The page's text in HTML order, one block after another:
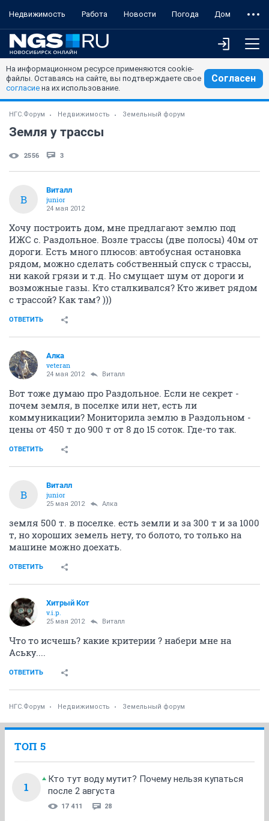
Недвижимость Работа Новости Погода Дом
На информационном ресурсе применяются cookie-
файлы. Оставаясь на сайте, вы подтверждаете свое
согласие на их использование.
Согласен
НГС.Форум Недвижимость Земельный форум
Земля у трассы
2556 3
В
Виталл
junior
24 мая 2012
Хочу построить дом, мне предлагают землю под
ИЖС с. Раздольное. Возле трассы (две полосы) 40м от
дороги. Есть много плюсов: автобусная остановка
рядом, можно сделать собственный спуск с трассы,
ни какой грязи и т.д. Но смущает шум от дороги и
возможные газы. Кто сталкивался? Кто живет рядом
с трассой? Как там? )))
ОТВЕТИТЬ
Алка
veteran
24 мая 2012 Виталл
Вот тоже думаю про Раздольное. Если не секрет -
почем земля, в поселке или нет, есть ли
коммуникации? Мониторила землю в Раздольном -
цены от 450 т до 900 т от 8 до 15 соток. Где-то так.
ОТВЕТИТЬ
В
Виталл
junior
25 мая 2012 Алка
земля 500 т. в поселке. есть земли и за 300 т и за 1000
т, но хороших земель нету, то болото, то только на
машине можно доехать.
ОТВЕТИТЬ
Хитрый Кот
v.i.p.
25 мая 2012 Виталл
Что то исчешь? какие критерии ? набери мне на
Аську....
ОТВЕТИТЬ
НГС.Форум Недвижимость Земельный форум
ТОП 5
1
Кто тут воду мутит? Почему нельзя купаться
после 2 августа
17 411 28